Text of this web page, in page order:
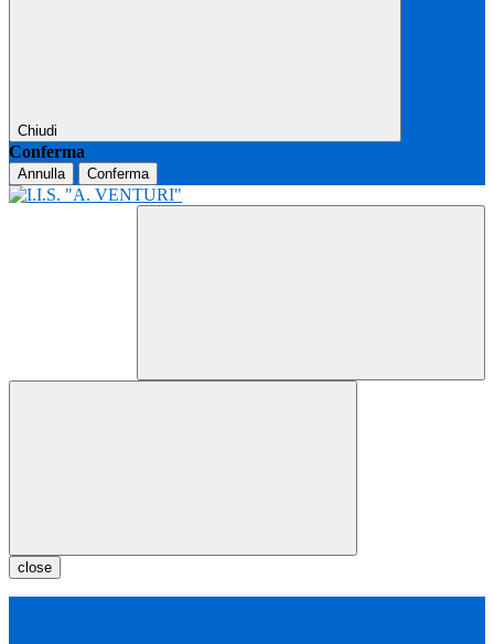
Chiudi
Conferma
Annulla Conferma
close